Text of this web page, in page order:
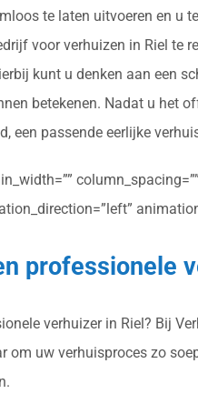
te laten uitvoeren en u
voor verhuizen in Riel
kunt u denken aan een
betekenen. Nadat u het
een passende eerlijke
professionele
verhuizer in Riel? Bij
om uw verhuisproces zo